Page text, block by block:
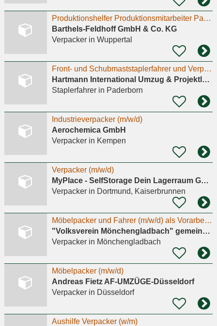
Produktionshelfer Produktionsmitarbeiter Packer (m/w/d)
Barthels-Feldhoff GmbH & Co. KG
Verpackerin Wuppertal
Front- und Schubmaststaplerfahrer und Verpacker (m/w/d) in Salzkotten
Hartmann International Umzug & Projektlogistik GmbH & Co. KG
Staplerfahrerin Paderborn
Industrieverpacker (m/w/d)
Aerochemica GmbH
Verpackerin Kempen
Verpacker (m/w/d)
MyPlace - SelfStorage Dein Lagerraum GmbH
Verpackerin Dortmund, Kaiserbrunnen
Möbelpacker und Fahrer (m/w/d) als Vorarbeiter für die Secondhand Möbelhalle
"Volksverein Mönchengladbach" gemeinnützige Gesellschaft gegen Arbeitslosigkeit mbH
Verpackerin Mönchengladbach
Möbelpacker (m/w/d)
Andreas Fietz AF-UMZÜGE-Düsseldorf
Verpackerin Düsseldorf
Aushilfe Verpacker (w/m)